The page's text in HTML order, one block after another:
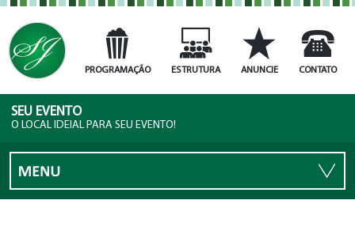
PROGRAMAÇÃO ESTRUTURA ANUNCIE CONTATO
SEU EVENTO
O LOCAL IDEIAL PARA SEU EVENTO!